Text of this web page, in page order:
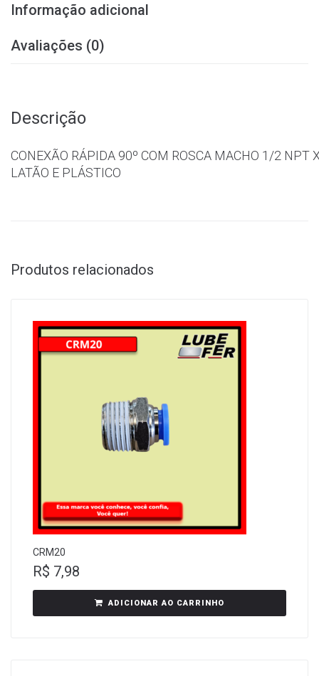
Informação adicional
Avaliações (0)
Descrição
CONEXÃO RÁPIDA 90º COM ROSCA MACHO 1/2 NPT
LATÃO E PLÁSTICO
Produtos relacionados
CRM20
R$ 7,98
ADICIONAR AO CARRINHO